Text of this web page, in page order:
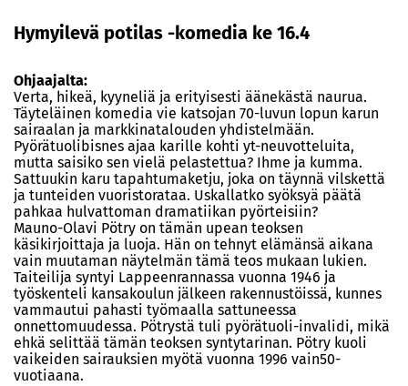
Hymyilevä potilas -komedia ke 16.4
Ohjaajalta:
Verta, hikeä, kyyneliä ja erityisesti äänekästä naurua.
Täyteläinen komedia vie katsojan 70-luvun lopun karun
sairaalan ja markkinatalouden yhdistelmään.
Pyörätuolibisnes ajaa karille kohti yt-neuvotteluita,
mutta saisiko sen vielä pelastettua? Ihme ja kumma.
Sattuukin karu tapahtumaketju, joka on täynnä vilskettä
ja tunteiden vuoristorataa. Uskallatko syöksyä päätä
pahkaa hulvattoman dramatiikan pyörteisiin?
Mauno-Olavi Pötry on tämän upean teoksen
käsikirjoittaja ja luoja. Hän on tehnyt elämänsä aikana
vain muutaman näytelmän tämä teos mukaan lukien.
Taiteilija syntyi Lappeenrannassa vuonna 1946 ja
työskenteli kansakoulun jälkeen rakennustöissä, kunnes
vammautui pahasti työmaalla sattuneessa
onnettomuudessa. Pötrystä tuli pyörätuoli-invalidi, mikä
ehkä selittää tämän teoksen syntytarinan. Pötry kuoli
vaikeiden sairauksien myötä vuonna 1996 vain50-
vuotiaana.